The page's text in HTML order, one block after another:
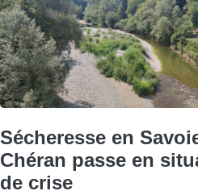
Sécheresse en
Chéran passe en
de crise